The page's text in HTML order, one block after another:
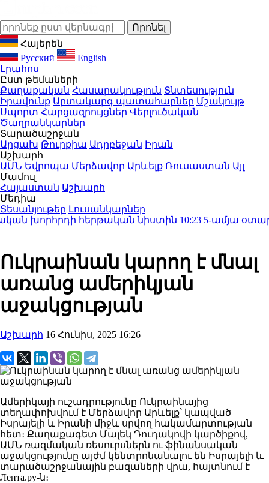
Հայերեն
Русский
English
Լրահոս
Ըստ թեմաների
Քաղաքական Հասարակություն Տնտեսություն
Իրավունք Արտակարգ պատահարներ Մշակույթ
Սպորտ Հարցազրույցներ Վերլուծական
Ծաղրանկարներ
Տարածաշրջան
Արցախ Թուրքիա Ադրբեջան Իրան
Աշխարհ
ԱՄՆ Եվրոպա Մերձավոր Արևելք Ռուսաստան Այլ
Մամուլ
Հայաստան Աշխարհ
Մեդիա
Տեսանյութեր Լուսանկարներ
խորհրդի հերթական նիստին10:235-ամյա
Ուկրաինան կարող է մնալ
առանց ամերիկյան
աջակցության
Աշխարհ 16 Հունիս, 2025 16:26
Ամերիկայի ուշադրությունը Ուկրաինայից
տեղափոխվում է Մերձավոր Արևելք՝ կապված
Իսրայելի և Իրանի միջև սրվող հակամարտության
հետ։ Քաղաքագետ Մալեկ Դուդակովի կարծիքով,
ԱՄՆ ռազմական ռեսուրսներն ու ֆինանսական
աջակցությունը այժմ կենտրոնանալու են Իսրայելի և
տարածաշրջանային բազաների վրա, հայտնում է
Лента.ру-ն։